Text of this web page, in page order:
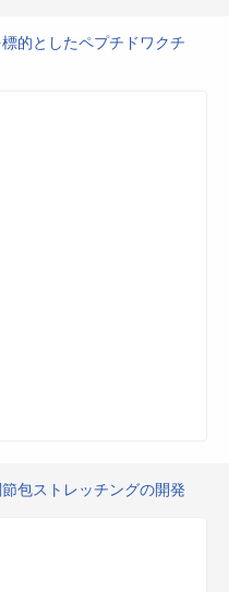
的としたペプチドワクチ
包ストレッチングの開発